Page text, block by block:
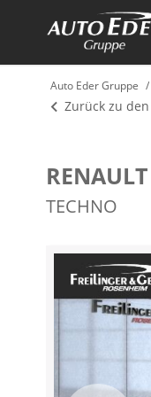
Auto Eder Gruppe
Zurück zu
TECHNO
Ende
der
Bildergalerie
springen